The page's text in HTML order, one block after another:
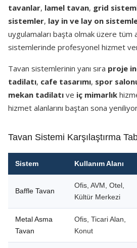
tavanlar, lamel tavan, grid
sistemler, lay in ve lay on
uygulamaları başta olmak üzere tüm
sistemlerinde profesyonel hizmet
Tavan sistemlerinin yanı sıra proje
tadilatı, cafe tasarımı, spor
mekan tadilatı ve iç mimarlık
hizmet alanlarını baştan sona
Tavan Sistemi Karşılaştırma
Sistem Kullanım Alanı
Baffle Tavan
Ofis, AVM, Otel,
Kültür Merkezi
Metal Asma
Tavan
Ofis, Ticari Alan,
Konut